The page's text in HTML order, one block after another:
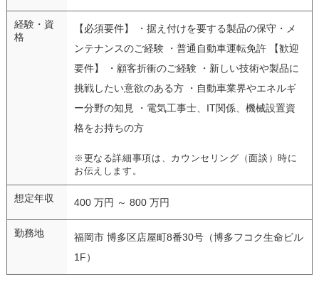
経験・資
格
【必須要件】 ・据え付けを要する製品の保守・メ
ンテナンスのご経験 ・普通自動車運転免許 【歓迎
要件】 ・顧客折衝のご経験 ・新しい技術や製品に
挑戦したい意欲のある方 ・自動車業界やエネルギ
ー分野の知見 ・電気工事士、IT関係、機械設置資
格をお持ちの方
※更なる詳細事項は、カウンセリング（面談）時に
お伝えします。
想定年収 400 万円 ～ 800 万円
勤務地
福岡市 博多区店屋町8番30号（博多フコク生命ビル
1F）